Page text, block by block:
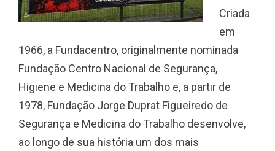
Criada
em
1966, a Fundacentro, originalmente nominada
Fundação Centro Nacional de Segurança,
Higiene e Medicina do Trabalho e, a partir de
1978, Fundação Jorge Duprat Figueiredo de
Segurança e Medicina do Trabalho desenvolve,
ao longo de sua história um dos mais